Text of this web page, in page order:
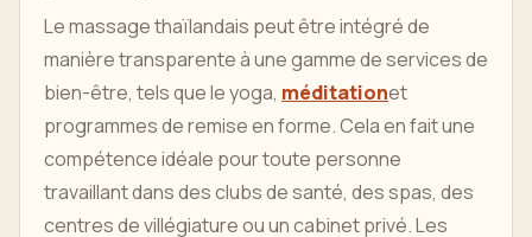
Le massage thaïlandais peut être intégré de
manière transparente à une gamme de services de
bien-être, tels que le yoga, méditationet
programmes de remise en forme. Cela en fait une
compétence idéale pour toute personne
travaillant dans des clubs de santé, des spas, des
centres de villégiature ou un cabinet privé. Les